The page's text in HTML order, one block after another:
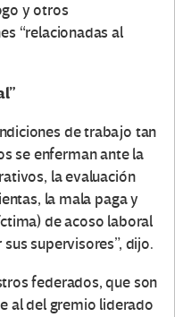
y otros
“relacionadas al
de trabajo tan
se enferman ante la
la evaluación
la mala paga y
de acoso laboral
supervisores”, dijo.
federados, que son
al del gremio liderado